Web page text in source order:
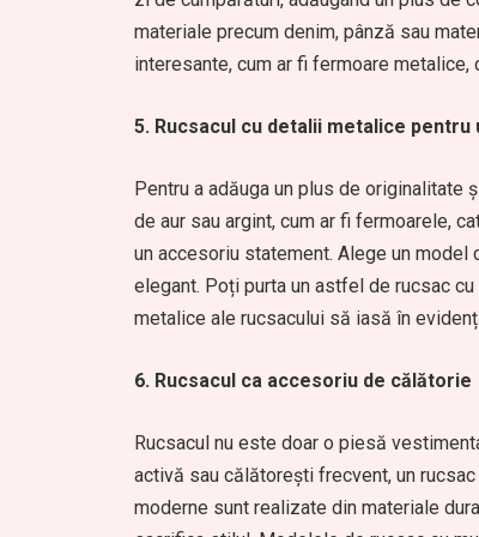
materiale precum denim, pânză sau
interesante, cum ar fi fermoare
5. Rucsacul cu detalii metalice pentru
Pentru a adăuga un plus de originalitate
de aur sau argint, cum ar fi fermoarele,
un accesoriu statement. Alege un
elegant. Poți purta un astfel de rucsac
metalice ale rucsacului să iasă în
6. Rucsacul ca accesoriu de călătorie
Rucsacul nu este doar o piesă
activă sau călătorești frecvent, un
moderne sunt realizate din materiale